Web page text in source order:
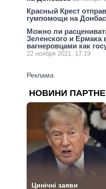
Красный Крест
гумпомощи на
Можно ли
Зеленского и Ермака
вагнеровцами как
22 ноября 2021, 17:19